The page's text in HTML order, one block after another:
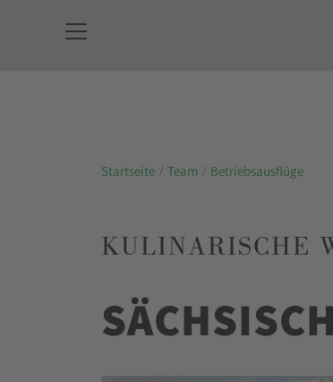
Startseite Team Betriebsausflüge
KULINARISCHE